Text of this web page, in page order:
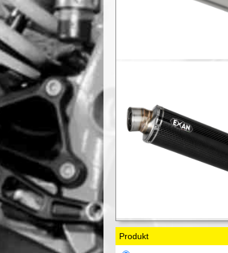
Produkt